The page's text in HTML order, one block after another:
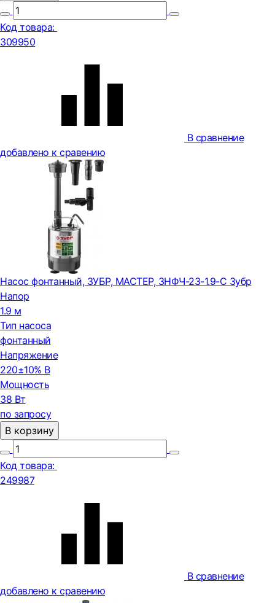
Код товара:
309950
В сравнение
добавлено к сравению
Насос фонтанный, ЗУБР, МАСТЕР, ЗНФЧ-23-1.9-С Зубр
Hапор
1.9 м
Тип насоса
фонтанный
Напряжение
220±10% В
Мощность
38 Вт
по запросу
В корзину
Код товара:
249987
В сравнение
добавлено к сравению